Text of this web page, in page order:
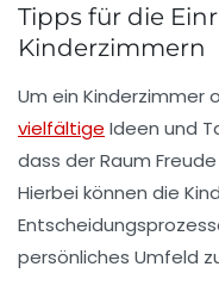
Tipps für die
Kinderzimmern
Um ein Kinderzimmer
vielfältige Ideen und
dass der Raum Freude
Hierbei können die
persönliches Umfeld